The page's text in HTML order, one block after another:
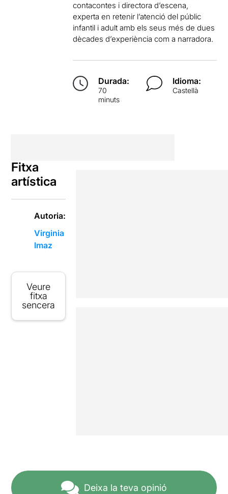
contacontes i directora d’escena,
experta en retenir l’atenció del públic
infantil i adult amb els seus més de dues
dècades d’experiència com a narradora.
Durada:
70
minuts
Idioma:
Castellà
Fitxa
artística
Autoria:
Virginia
Imaz
Veure
fitxa
sencera
Deixa la teva opinió